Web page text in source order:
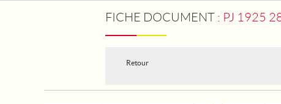
FICHE DOCUMENT : PJ 1925
Retour